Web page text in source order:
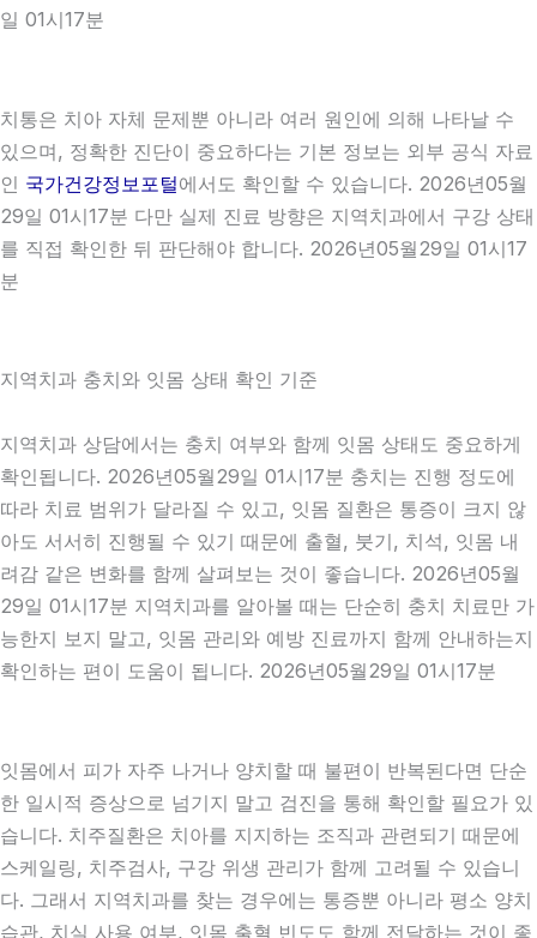
일 01시17분
치통은 치아 자체 문제뿐 아니라 여러 원인에 의해 나타날 수
있으며, 정확한 진단이 중요하다는 기본 정보는 외부 공식 자료
인 국가건강정보포털에서도 확인할 수 있습니다. 2026년05월
29일 01시17분 다만 실제 진료 방향은 지역치과에서 구강 상태
를 직접 확인한 뒤 판단해야 합니다. 2026년05월29일 01시17
분
지역치과 충치와 잇몸 상태 확인 기준
지역치과 상담에서는 충치 여부와 함께 잇몸 상태도 중요하게
확인됩니다. 2026년05월29일 01시17분 충치는 진행 정도에
따라 치료 범위가 달라질 수 있고, 잇몸 질환은 통증이 크지 않
아도 서서히 진행될 수 있기 때문에 출혈, 붓기, 치석, 잇몸 내
려감 같은 변화를 함께 살펴보는 것이 좋습니다. 2026년05월
29일 01시17분 지역치과를 알아볼 때는 단순히 충치 치료만 가
능한지 보지 말고, 잇몸 관리와 예방 진료까지 함께 안내하는지
확인하는 편이 도움이 됩니다. 2026년05월29일 01시17분
잇몸에서 피가 자주 나거나 양치할 때 불편이 반복된다면 단순
한 일시적 증상으로 넘기지 말고 검진을 통해 확인할 필요가 있
습니다. 치주질환은 치아를 지지하는 조직과 관련되기 때문에
스케일링, 치주검사, 구강 위생 관리가 함께 고려될 수 있습니
다. 그래서 지역치과를 찾는 경우에는 통증뿐 아니라 평소 양치
습관, 치실 사용 여부, 잇몸 출혈 빈도도 함께 전달하는 것이 좋